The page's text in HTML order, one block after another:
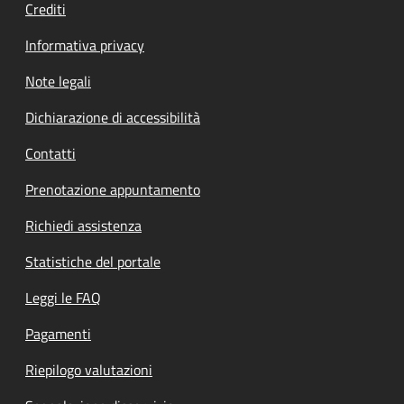
Crediti
Informativa privacy
Note legali
Dichiarazione di accessibilità
Contatti
Prenotazione appuntamento
Richiedi assistenza
Statistiche del portale
Leggi le FAQ
Pagamenti
Riepilogo valutazioni